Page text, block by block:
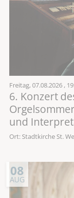
Freitag,07.08.2026 ,
6. Konzert
und
Ort: Stadtkirche St.
08
AUG